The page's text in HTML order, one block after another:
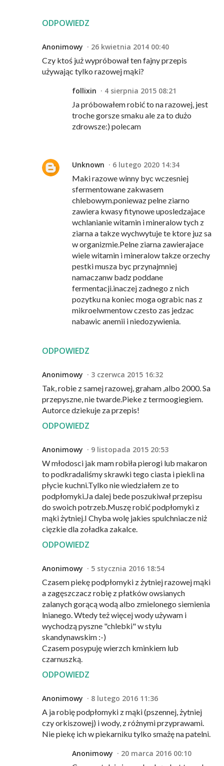
ODPOWIEDZ
Anonimowy
26 kwietnia 2014 00:40
Czy ktoś już wypróbował ten fajny przepis
używając tylko razowej mąki?
ODPOWIEDZ
follixin
4 sierpnia 2015 08:21
Ja próbowałem robić to na razowej, jest
troche gorsze smaku ale za to dużo
zdrowsze:) polecam
Unknown
6 lutego 2020 14:34
Maki razowe winny byc wczesniej
sfermentowane zakwasem
chlebowym.poniewaz pelne ziarno
zawiera kwasy fitynowe uposledzajace
wchlanianie witamin i mineralow tych z
ziarna a takze wychwytuje te ktore juz sa
w organizmie.Pelne ziarna zawierajace
wiele witamin i mineralow takze orzechy
pestki musza byc przynajmniej
namaczanw badz poddane
fermentacji.inaczej zadnego z nich
pozytku na koniec moga ograbic nas z
mikroelwmentow czesto zas jedzac
nabawic anemii i niedozywienia.
Anonimowy
3 czerwca 2015 16:32
Tak, robie z samej razowej, graham ,albo 2000. Sa
przepyszne, nie twarde.Pieke z termoogiegiem.
Autorce dziekuje za przepis!
ODPOWIEDZ
Anonimowy
9 listopada 2015 20:53
W młodosci jak mam robiła pierogi lub makaron
to podkradaliśmy skrawki tego ciasta i piekli na
płycie kuchni.Tylko nie wiedziałem ze to
podpłomyki.Ja dalej bede poszukiwał przepisu
do swoich potrzeb.Muszę robić podpłomyki z
mąki żytniej.I Chyba wolę jakies spulchniacze niż
cięzkie dla zoładka zakalce.
ODPOWIEDZ
Anonimowy
5 stycznia 2016 18:54
Czasem piekę podpłomyki z żytniej razowej mąki
a zagęszczacz robię z płatków owsianych
zalanych gorącą wodą albo zmielonego siemienia
lnianego. Wtedy też więcej wody używam i
wychodzą pyszne "chlebki" w stylu
skandynawskim :-)
Czasem posypuję wierzch kminkiem lub
czarnuszką.
ODPOWIEDZ
Anonimowy
8 lutego 2016 11:36
A ja robię podpłomyki z mąki (pszennej, żytniej
czy orkiszowej) i wody, z różnymi przyprawami.
Nie piekę ich w piekarniku tylko smażę na patelni.
Anonimowy
20 marca 2016 00:10